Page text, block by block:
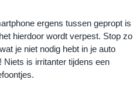
ergens tussen gepropt is
hierdoor wordt verpest. Stop zo
je niet nodig hebt in je auto
Niets is irritanter tijdens een